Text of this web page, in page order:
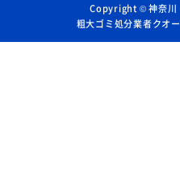
Copyright ©神奈川
粗大ゴミ処分業者クオ